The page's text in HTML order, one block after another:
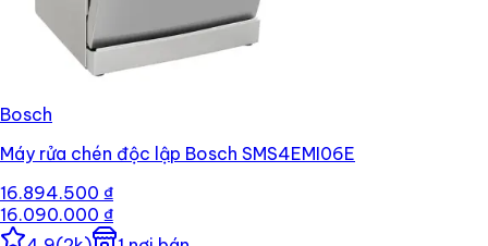
Bosch
Máy rửa chén độc lập Bosch SMS4EMI06E
16.894.500 ₫
16.090.000 ₫